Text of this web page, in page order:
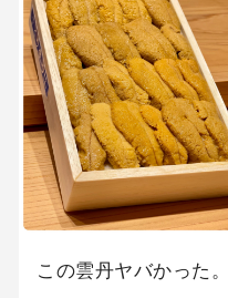
この雲丹ヤバかった。